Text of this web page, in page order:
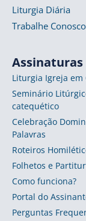
Liturgia Diária
Trabalhe Conosco
Assinaturas
Liturgia Igreja em
Seminário
catequético
Celebração
Palavras
Roteiros
Folhetos e
Como funciona?
Portal do
Perguntas